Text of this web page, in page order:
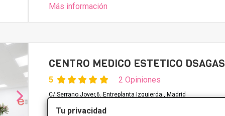
Tu privacidad
Más información
CENTRO MEDICO ESTETICO DSAGAS
5 2 Opiniones
C/ Serrano Jover,6. Entreplanta Izquierda., Madrid